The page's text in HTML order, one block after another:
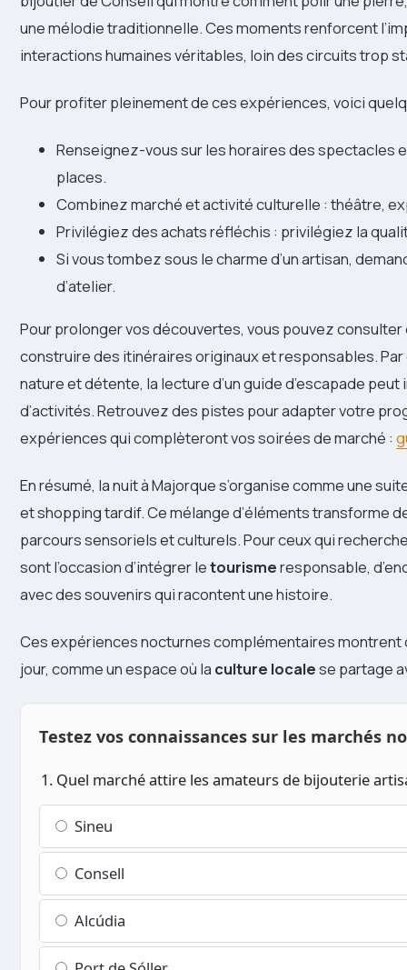
une mélodie traditionnelle. Ces moments renforcent
interactions humaines véritables, loin des circuits trop
Pour profiter pleinement de ces expériences, voici
Renseignez-vous sur les horaires des spectacles
places.
Combinez marché et activité culturelle : théâtre,
Privilégiez des achats réfléchis : privilégiez la
Si vous tombez sous le charme d’un artisan,
d’atelier.
Pour prolonger vos découvertes, vous pouvez
construire des itinéraires originaux et responsables.
nature et détente, la lecture d’un guide d’escapade
d’activités. Retrouvez des pistes pour adapter votre
expériences qui complèteront vos soirées de marché :
En résumé, la nuit à Majorque s’organise comme une
et shopping tardif. Ce mélange d’éléments transforme
parcours sensoriels et culturels. Pour ceux qui
sont l’occasion d’intégrer letourismeresponsable,
avec des souvenirs qui racontent une histoire.
Ces expériences nocturnes complémentaires montrent
jour, comme un espace où la culture localese partage
Testez vos connaissances sur les marchés
1. Quel marché attire les amateurs de bijouterie
Sineu
Consell
Alcúdia